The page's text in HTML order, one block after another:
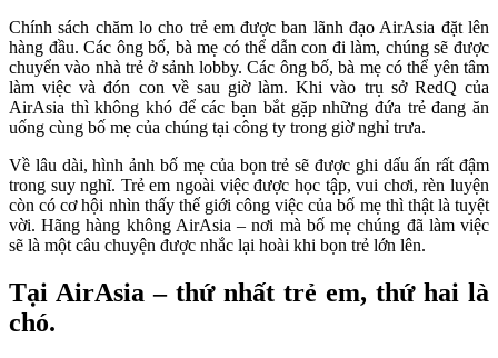
Chính sách chăm lo cho trẻ em được ban lãnh đạo AirAsia đặt lên
hàng đầu. Các ông bố, bà mẹ có thể dẫn con đi làm, chúng sẽ được
chuyển vào nhà trẻ ở sảnh lobby. Các ông bố, bà mẹ có thể yên tâm
làm việc và đón con về sau giờ làm. Khi vào trụ sở RedQ của
AirAsia thì không khó để các bạn bắt gặp những đứa trẻ đang ăn
uống cùng bố mẹ của chúng tại công ty trong giờ nghỉ trưa.
Về lâu dài, hình ảnh bố mẹ của bọn trẻ sẽ được ghi dấu ấn rất đậm
trong suy nghĩ. Trẻ em ngoài việc được học tập, vui chơi, rèn luyện
còn có cơ hội nhìn thấy thế giới công việc của bố mẹ thì thật là tuyệt
vời. Hãng hàng không AirAsia – nơi mà bố mẹ chúng đã làm việc
sẽ là một câu chuyện được nhắc lại hoài khi bọn trẻ lớn lên.
Tại AirAsia – thứ nhất trẻ em, thứ hai là
chó.